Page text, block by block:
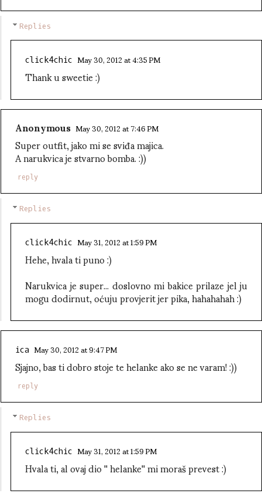
Replies
click4chic May 30, 2012 at 4:35 PM
Thank u sweetie :)
Anonymous May 30, 2012 at 7:46 PM
Super outfit, jako mi se sviđa majica.
A narukvica je stvarno bomba. :))
reply
Replies
click4chic May 31, 2012 at 1:59 PM
Hehe, hvala ti puno :)
Narukvica je super... doslovno mi bakice prilaze jel ju
mogu dodirnut, oćuju provjerit jer pika, hahahahah :)
ica May 30, 2012 at 9:47 PM
Sjajno, bas ti dobro stoje te helanke ako se ne varam! :))
reply
Replies
click4chic May 31, 2012 at 1:59 PM
Hvala ti, al ovaj dio '' helanke'' mi moraš prevest :)